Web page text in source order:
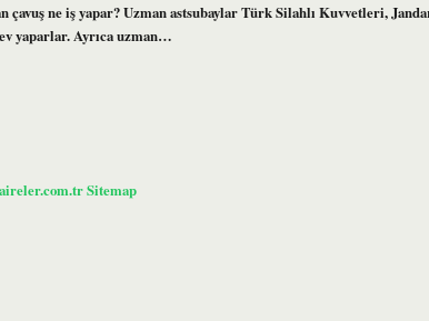
çavuş ne iş yapar? Uzman astsubaylar Türk Silahlı Kuvvetleri,
yaparlar. Ayrıca uzman…
Sitemap